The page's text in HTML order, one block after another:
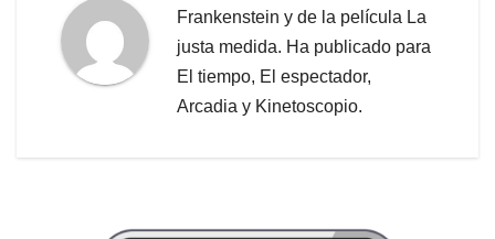
Frankenstein y de la película La
justa medida. Ha publicado para
El tiempo, El espectador,
Arcadia y Kinetoscopio.